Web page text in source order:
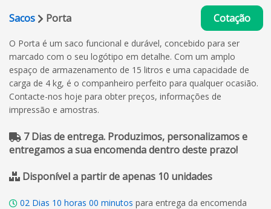
Sacos Porta Cotação
O Porta é um saco funcional e durável, concebido para ser
marcado com o seu logótipo em detalhe. Com um amplo
espaço de armazenamento de 15 litros e uma capacidade de
carga de 4 kg, é o companheiro perfeito para qualquer ocasião.
Contacte-nos hoje para obter preços, informações de
impressão e amostras.
7 Dias de entrega. Produzimos, personalizamos e
entregamos a sua encomenda dentro deste prazo!
Disponível a partir de apenas 10 unidades
02 Dias 10 horas 00 minutos para entrega da encomenda